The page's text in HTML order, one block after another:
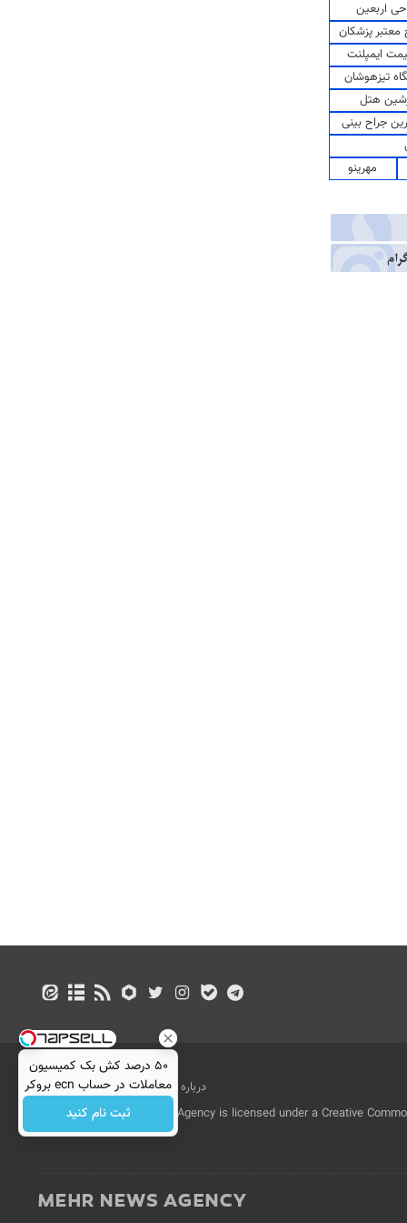
اربعین
پزشکان
ایمپلنت
تیزهوشان
هتل
جراح بینی
مهرینو
درباره ما تماس با ما
بازرگانی
All Content by Mehr News Agency is licensed under a Creative
License.
۵۰ درصد کش بک کمیسیون
معاملات در حساب ecn بروکر
اینوسلو
ثبت نام کنید